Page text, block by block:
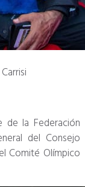
de la Federación
del Consejo
Comité Olímpico